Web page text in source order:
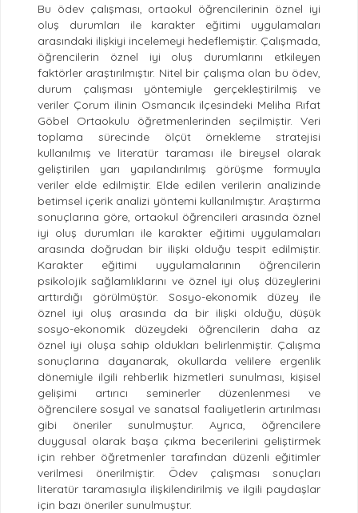
Bu ödev çalışması, ortaokul öğrencilerinin öznel iyi
oluş durumları ile karakter eğitimi uygulamaları
arasındaki ilişkiyi incelemeyi hedeflemiştir. Çalışmada,
öğrencilerin öznel iyi oluş durumlarını etkileyen
faktörler araştırılmıştır. Nitel bir çalışma olan bu ödev,
durum çalışması yöntemiyle gerçekleştirilmiş ve
veriler Çorum ilinin Osmancık ilçesindeki Meliha Rıfat
Göbel Ortaokulu öğretmenlerinden seçilmiştir. Veri
toplama sürecinde ölçüt örnekleme stratejisi
kullanılmış ve literatür taraması ile bireysel olarak
geliştirilen yarı yapılandırılmış görüşme formuyla
veriler elde edilmiştir. Elde edilen verilerin analizinde
betimsel içerik analizi yöntemi kullanılmıştır. Araştırma
sonuçlarına göre, ortaokul öğrencileri arasında öznel
iyi oluş durumları ile karakter eğitimi uygulamaları
arasında doğrudan bir ilişki olduğu tespit edilmiştir.
Karakter eğitimi uygulamalarının öğrencilerin
psikolojik sağlamlıklarını ve öznel iyi oluş düzeylerini
arttırdığı görülmüştür. Sosyo-ekonomik düzey ile
öznel iyi oluş arasında da bir ilişki olduğu, düşük
sosyo-ekonomik düzeydeki öğrencilerin daha az
öznel iyi oluşa sahip oldukları belirlenmiştir. Çalışma
sonuçlarına dayanarak, okullarda velilere ergenlik
dönemiyle ilgili rehberlik hizmetleri sunulması, kişisel
gelişimi artırıcı seminerler düzenlenmesi ve
öğrencilere sosyal ve sanatsal faaliyetlerin artırılması
gibi öneriler sunulmuştur. Ayrıca, öğrencilere
duygusal olarak başa çıkma becerilerini geliştirmek
için rehber öğretmenler tarafından düzenli eğitimler
verilmesi önerilmiştir. Ödev çalışması sonuçları
literatür taramasıyla ilişkilendirilmiş ve ilgili paydaşlar
için bazı öneriler sunulmuştur.